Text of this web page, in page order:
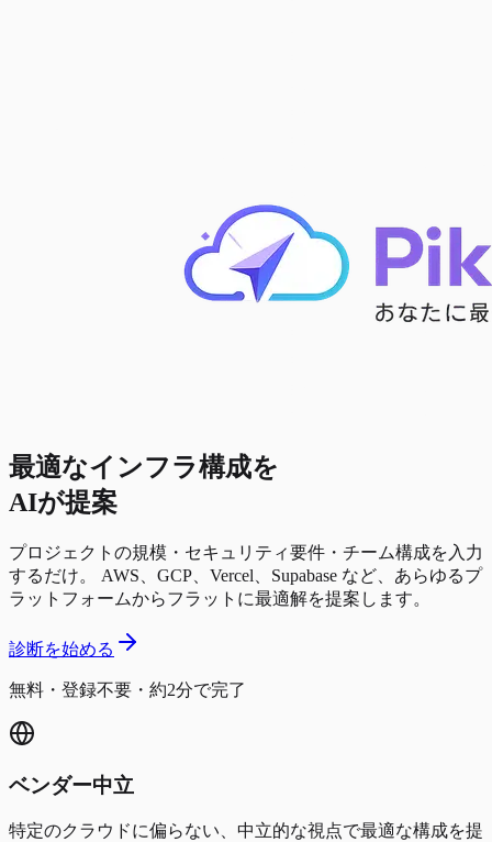
最適なインフラ構成を
AIが提案
プロジェクトの規模・セキュリティ要件・チーム構成を入力
するだけ。 AWS、GCP、Vercel、Supabase など、あらゆるプ
ラットフォームからフラットに最適解を提案します。
診断を始める
無料・登録不要・約2分で完了
ベンダー中立
特定のクラウドに偏らない、中立的な視点で最適な構成を提